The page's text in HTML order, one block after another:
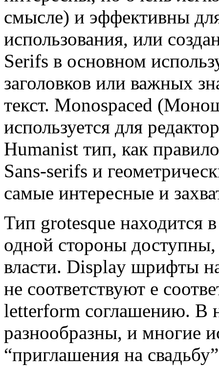
смысле) и эффективны
использования, или
Serifs в основном
заголовков или важных
текст. Monospaced
используется для
Humanist тип, как
Sans-serifs и
самые интересные и
Тип grotesque находится
одной стороны
власти. Display шрифты
не соответствуют е
letterform соглашению. В
разнообразны, и многие
“приглашения на